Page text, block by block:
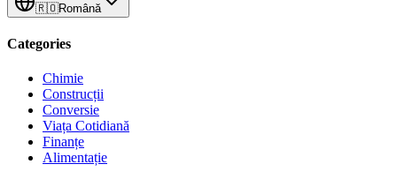
🇷🇴Română
Categories
Chimie
Construcții
Conversie
Viața Cotidiană
Finanțe
Alimentație